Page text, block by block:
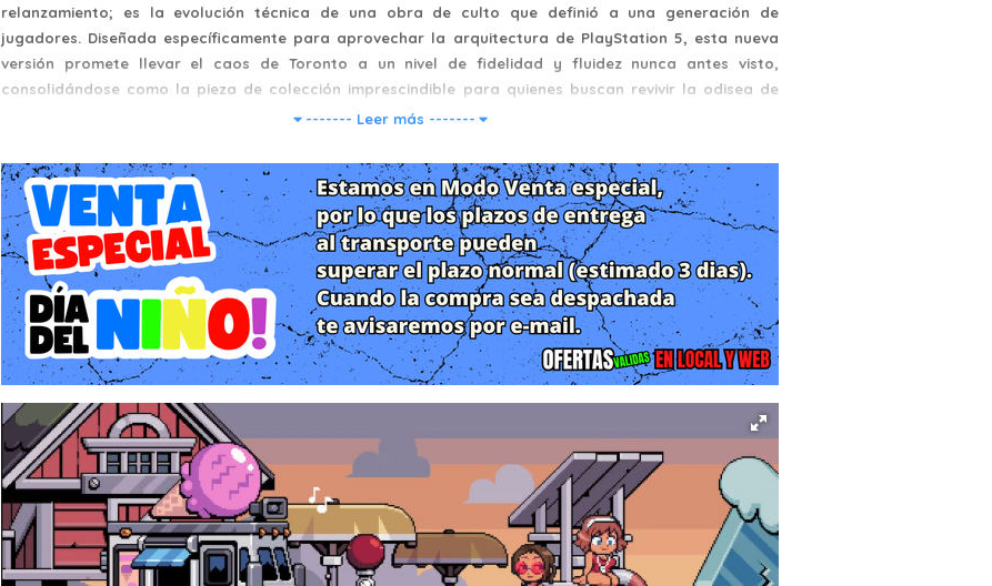
relanzamiento; es la evolución técnica de una obra de culto que definió a una generación de
jugadores. Diseñada específicamente para aprovechar la arquitectura de PlayStation 5, esta nueva
versión promete llevar el caos de Toronto a un nivel de fidelidad y fluidez nunca antes visto,
consolidándose como la pieza de colección imprescindible para quienes buscan revivir la odisea de
Una Historia de Amor, Música y Siete Ex Malvados
La narrativa de Scott Pilgrim Ex nos sumerge en la vida de Scott, un joven bajista de una banda de rock
mediocre que se enamora perdidamente de la misteriosa Ramona Flowers. Sin embargo, ganarse su
corazón no será una tarea sencilla: Scott debe derrotar a la Liga de los Siete Ex Malvados de Ramona
en una serie de enfrentamientos épicos que parodian y rinden homenaje a los tropos más icónicos de
la era de los 8 y 16 bits.
Lo que hace que esta versión "Ex" destaque en PlayStation 5 es la inclusión de secuencias narrativas
ampliadas y diálogos inéditos que profundizan en las relaciones entre los personajes secundarios,
como Kim Pine, Stephen Stills y Knives Chau. La trama se siente más conectada y vibrante, capturando
la esencia del cómic original de Bryan Lee O'Malley con una expresividad visual mejorada gracias al
hardware actual.
Jugabilidad: El Arte de los Combos y la Progresión RPG
El núcleo jugable de Scott Pilgrim siempre ha sido su adictiva mezcla de peleas callejeras clásicas con
------- Leer más -------